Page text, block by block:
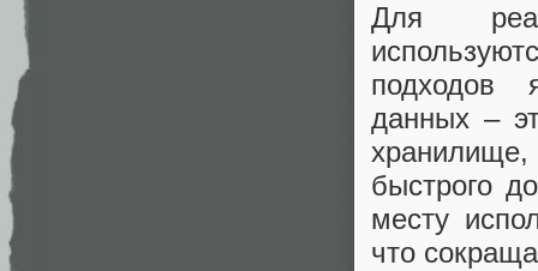
Для
подходов
данных –
быстрого
месту
что